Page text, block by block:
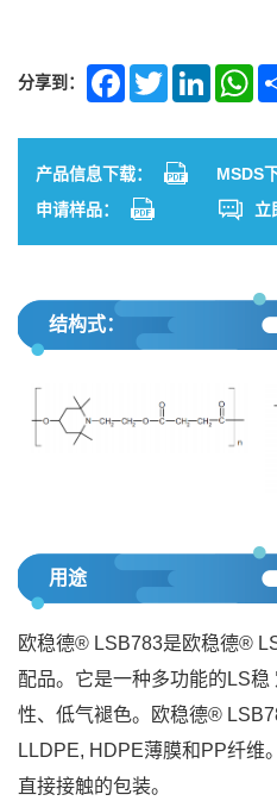
分享到： Facebook
Twitter
产品信息下载：
MSDS
申请样品：
立
结构式：
用途
欧稳德® LSB783是欧稳德®
配品。它是一种多功能的LS
性、低气褪色。欧稳德®
LLDPE, HDPE薄膜和PP纤维
直接接触的包装。